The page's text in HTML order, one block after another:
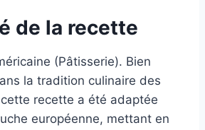
de la recette
(Pâtisserie). Bien
la tradition culinaire des
recette a été adaptée
européenne, mettant en